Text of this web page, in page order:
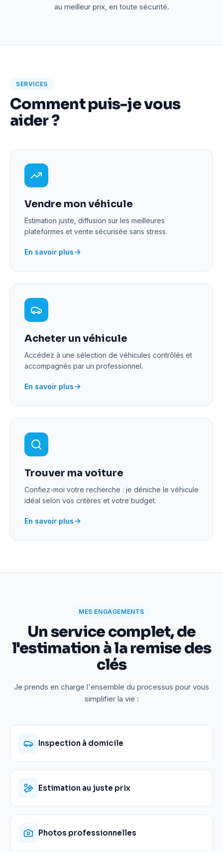
au meilleur prix, en toute sécurité.
SERVICES
Comment puis-je vous
aider ?
Vendre mon véhicule
Estimation juste, diffusion sur les meilleures
plateformes et vente sécurisée sans stress.
En savoir plus
Acheter un véhicule
Accédez à une sélection de véhicules contrôlés et
accompagnés par un professionnel.
En savoir plus
Trouver ma voiture
Confiez-moi votre recherche : je déniche le véhicule
idéal selon vos critères et votre budget.
En savoir plus
MES ENGAGEMENTS
Un service complet, de
l'estimation à la remise des
clés
Je prends en charge l'ensemble du processus pour vous
simplifier la vie :
Inspection à domicile
Estimation au juste prix
Photos professionnelles